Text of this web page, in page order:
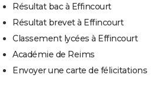
Résultat bac à Effincourt
Résultat brevet à Effincourt
Classement lycées à Effincourt
Académie de Reims
Envoyer une carte de félicitations